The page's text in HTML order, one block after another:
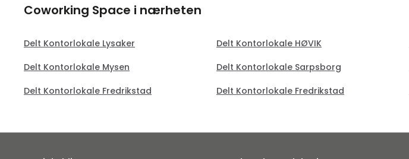
Coworking Space i nærheten
Delt Kontorlokale Lysaker Delt Kontorlokale HØVIK
Delt Kontorlokale Mysen
Delt Kontorlokale Sarpsborg
Delt Kontorlokale Fredrikstad
Delt Kontorlokale Fredrikstad